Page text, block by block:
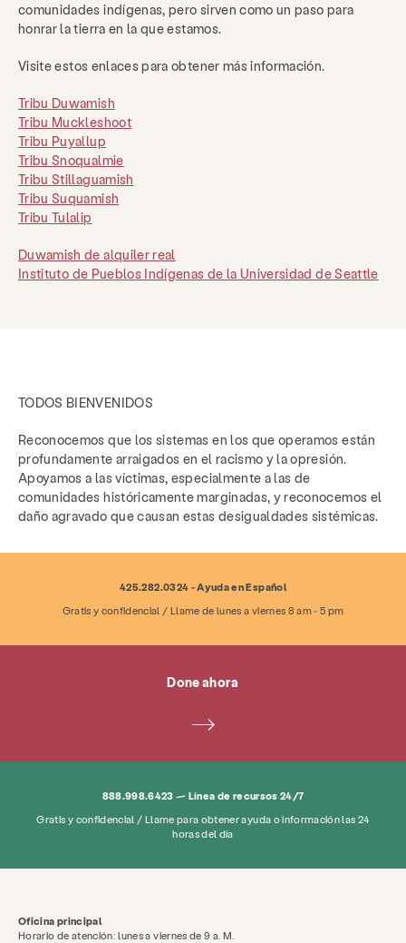
comunidades indígenas, pero sirven como un paso para
honrar la tierra en la que estamos.
Visite estos enlaces para obtener más información.
Tribu Duwamish
Tribu Muckleshoot
Tribu Puyallup
Tribu Snoqualmie
Tribu Stillaguamish
Tribu Suquamish
Tribu Tulalip
Duwamish de alquiler real
Instituto de Pueblos Indígenas de la Universidad de Seattle
TODOS BIENVENIDOS
Reconocemos que los sistemas en los que operamos están
profundamente arraigados en el racismo y la opresión.
Apoyamos a las víctimas, especialmente a las de
comunidades históricamente marginadas, y reconocemos el
daño agravado que causan estas desigualdades sistémicas.
425.282.0324 - Ayuda en Español
Gratis y confidencial / Llame de lunes a viernes 8 am - 5 pm
Done ahora
888.998.6423 — Línea de recursos 24/7
Gratis y confidencial / Llame para obtener ayuda o información las 24
horas del día
Oficina principal
Horario de atención: lunes a viernes de 9 a. M.